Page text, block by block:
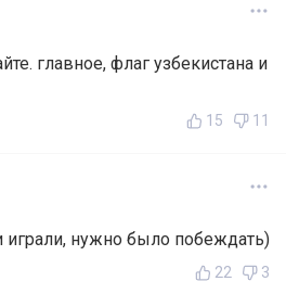
главное, флаг узбекистана и
15 11
нужно было побеждать)
22 3